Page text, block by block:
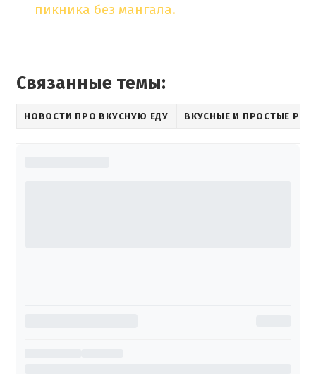
пикника без мангала.
Связанные темы:
НОВОСТИ ПРО ВКУСНУЮ ЕДУ ВКУСНЫЕ И ПРОСТЫЕ